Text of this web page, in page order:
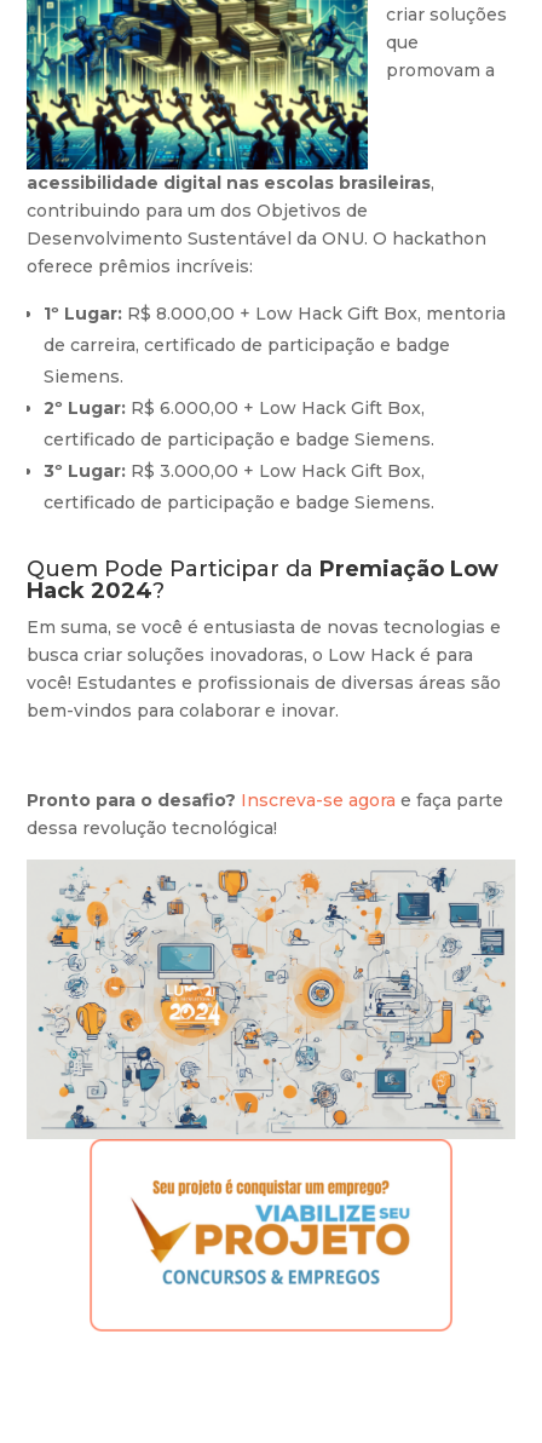
criar soluções
que
promovam a
acessibilidade digital nas escolas brasileiras,
contribuindo para um dos Objetivos de
Desenvolvimento Sustentável da ONU. O hackathon
oferece prêmios incríveis:
1º Lugar: R$ 8.000,00 + Low Hack Gift Box, mentoria
de carreira, certificado de participação e badge
Siemens.
2º Lugar: R$ 6.000,00 + Low Hack Gift Box,
certificado de participação e badge Siemens.
3º Lugar: R$ 3.000,00 + Low Hack Gift Box,
certificado de participação e badge Siemens.
Quem Pode Participar da Premiação Low
Hack 2024?
Em suma, se você é entusiasta de novas tecnologias e
busca criar soluções inovadoras, o Low Hack é para
você! Estudantes e profissionais de diversas áreas são
bem-vindos para colaborar e inovar.
Pronto para o desafio? Inscreva-se agora e faça parte
dessa revolução tecnológica!